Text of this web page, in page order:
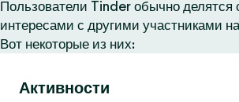
Пользователи Tinder обычно делятся
интересами с другими участниками
Вот некоторые из них:
Активности